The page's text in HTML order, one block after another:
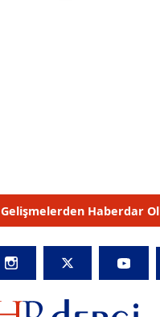
Gelişmelerden Haberdar Ol